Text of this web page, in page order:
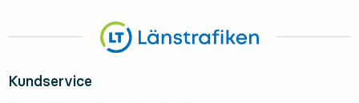
Kundservice